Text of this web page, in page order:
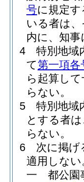
号に規定
いる者は
内に、知
4
特別地域
て第一項各
ら起算し
らない。
5
特別地域
とする者
らない。
6
次に掲げ
適用しない
一
都公園